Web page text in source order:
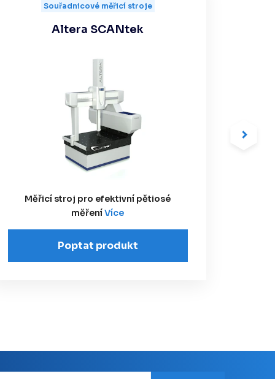
Souřadnicové měřicí stroje
Altera SCANtek
Měřicí stroj pro efektivní pětiosé
měřeníVíce
Poptat produkt